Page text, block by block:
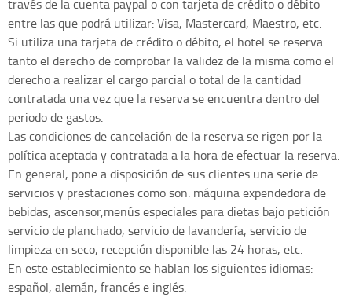
través de la cuenta paypal o con tarjeta de crédito o débito
entre las que podrá utilizar: Visa, Mastercard, Maestro, etc.
Si utiliza una tarjeta de crédito o débito, el hotel se reserva
tanto el derecho de comprobar la validez de la misma como el
derecho a realizar el cargo parcial o total de la cantidad
contratada una vez que la reserva se encuentra dentro del
periodo de gastos.
Las condiciones de cancelación de la reserva se rigen por la
política aceptada y contratada a la hora de efectuar la reserva.
En general, pone a disposición de sus clientes una serie de
servicios y prestaciones como son: máquina expendedora de
bebidas, ascensor,menús especiales para dietas bajo petición
servicio de planchado, servicio de lavandería, servicio de
limpieza en seco, recepción disponible las 24 horas, etc.
En este establecimiento se hablan los siguientes idiomas:
español, alemán, francés e inglés.